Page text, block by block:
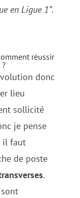
en Ligue 1”.
réussir
donc
lieu
sollicité
je pense
il faut
de poste
.